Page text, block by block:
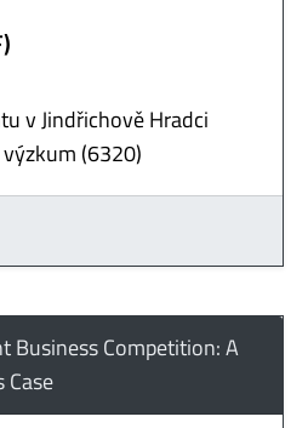
v Jindřichově Hradci
(6320)
Business Competition: A